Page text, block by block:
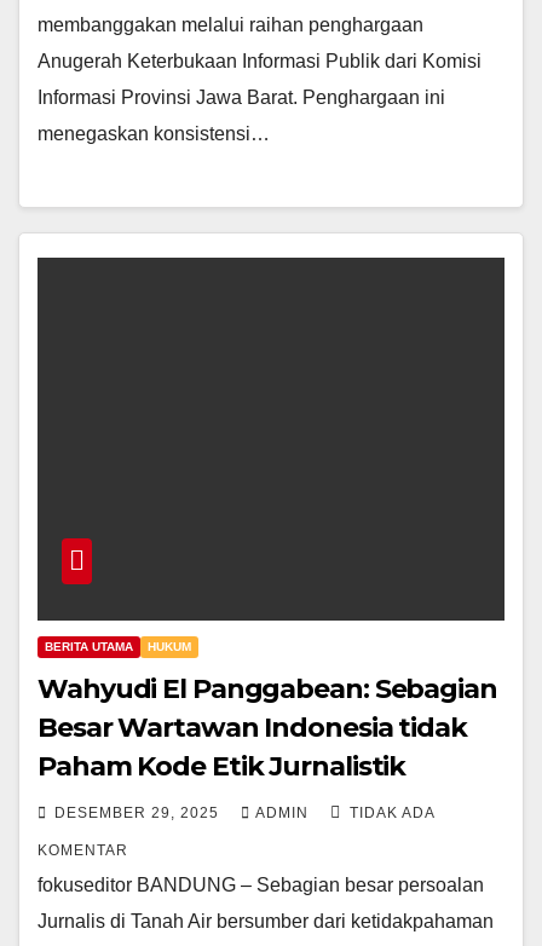
membanggakan melalui raihan penghargaan
Anugerah Keterbukaan Informasi Publik dari Komisi
Informasi Provinsi Jawa Barat. Penghargaan ini
menegaskan konsistensi…
BERITA UTAMA HUKUM
Wahyudi El Panggabean: Sebagian
Besar Wartawan Indonesia tidak
Paham Kode Etik Jurnalistik
DESEMBER 29, 2025 ADMIN TIDAK ADA
KOMENTAR
fokuseditor BANDUNG – Sebagian besar persoalan
Jurnalis di Tanah Air bersumber dari ketidakpahaman